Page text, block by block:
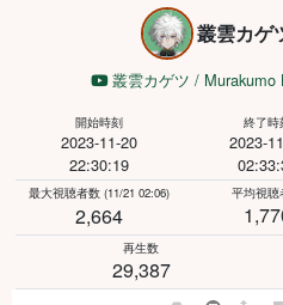
叢雲カゲ
叢雲カゲツ / Murakumo
開始時刻
2023-11-20
22:30:19
終了時
2023-
最大視聴者数 (11/21 02:06)
2,664
平均視聴
再生数
29,387